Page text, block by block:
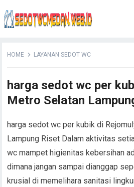
HOME LAYANAN SEDOT WC
harga sedot wc per
Metro Selatan
harga sedot wc per kubik di
Lampung Riset Dalam aktivitas
wc mampet higienitas kebersihan
dimana jangan sampai dianggap
krusial di memelihara sanitasi